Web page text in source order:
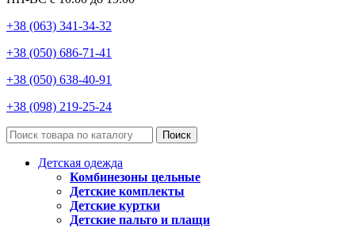
+38 (063) 341-34-32
+38 (050) 686-71-41
+38 (050) 638-40-91
+38 (098) 219-25-24
Поиск
Детская одежда
Комбинезоны цельные
Детские комплекты
Детские куртки
Детские пальто и плащи